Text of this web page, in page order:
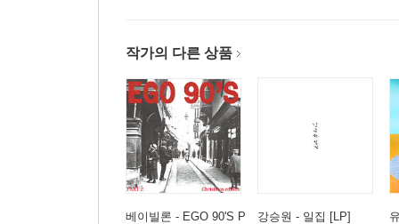
작가의 다른 상품
베이빌론 - EGO 90'S P
강승원 - 일집 [LP]